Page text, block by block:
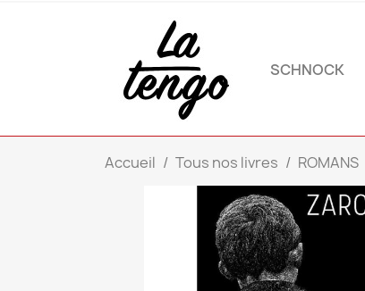
SCHNOCK
Accueil Tous nos livres ROMANS